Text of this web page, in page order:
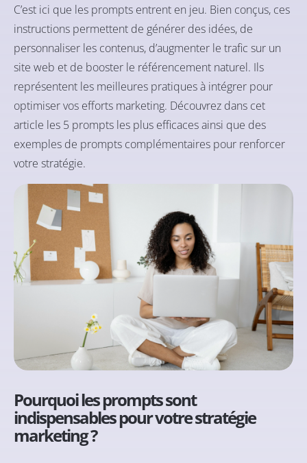
C’est ici que les prompts entrent en jeu. Bien conçus, ces
instructions permettent de générer des idées, de
personnaliser les contenus, d’augmenter le trafic sur un
site web et de booster le référencement naturel. Ils
représentent les meilleures pratiques à intégrer pour
optimiser vos efforts marketing. Découvrez dans cet
article les 5 prompts les plus efficaces ainsi que des
exemples de prompts complémentaires pour renforcer
votre stratégie.
Pourquoi les prompts sont
indispensables pour votre stratégie
marketing ?